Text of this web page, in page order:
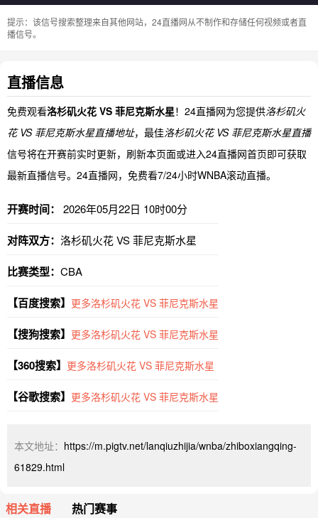
提示：该信号搜索整理来自其他网站，24直播网从不制作和存储任何视频或者直
播信号。
直播信息
免费观看洛杉矶火花 VS 菲尼克斯水星！24直播网为您提供洛杉矶火
花 VS 菲尼克斯水星直播地址，最佳洛杉矶火花 VS 菲尼克斯水星直播
信号将在开赛前实时更新，刷新本页面或进入24直播网首页即可获取
最新直播信号。24直播网，免费看7/24小时WNBA滚动直播。
开赛时间： 2026年05月22日 10时00分
对阵双方： 洛杉矶火花 VS 菲尼克斯水星
比赛类型： CBA
【百度搜索】 更多洛杉矶火花 VS 菲尼克斯水星
【搜狗搜索】 更多洛杉矶火花 VS 菲尼克斯水星
【360搜索】 更多洛杉矶火花 VS 菲尼克斯水星
【谷歌搜索】 更多洛杉矶火花 VS 菲尼克斯水星
本文地址： https://m.pigtv.net/lanqiuzhijia/wnba/zhiboxiangqing-
61829.html
相关直播 热门赛事